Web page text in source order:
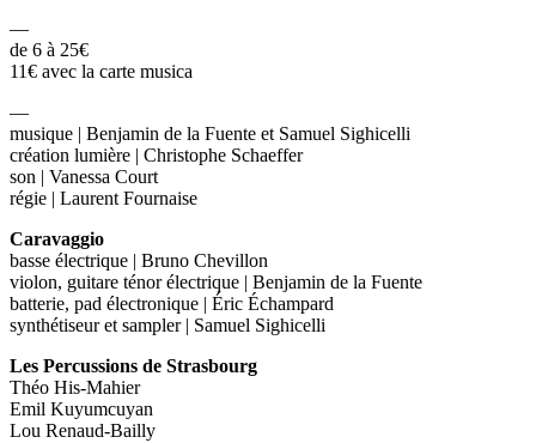
—
de 6 à 25€
11€ avec la carte musica
—
musique | Benjamin de la Fuente et Samuel Sighicelli
création lumière | Christophe Schaeffer
son | Vanessa Court
régie | Laurent Fournaise
Caravaggio
basse électrique | Bruno Chevillon
violon, guitare ténor électrique | Benjamin de la Fuente
batterie, pad électronique | Éric Échampard
synthétiseur et sampler | Samuel Sighicelli
Les Percussions de Strasbourg
Théo His-Mahier
Emil Kuyumcuyan
Lou Renaud-Bailly